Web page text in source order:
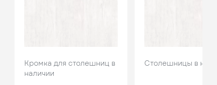
Кромка для столешниц в
наличии
Столешницы в